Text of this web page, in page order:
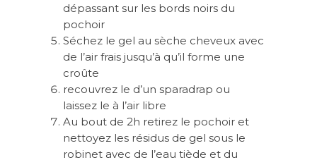
dépassant sur les bords noirs du
pochoir
Séchez le gel au sèche cheveux avec
de l’air frais jusqu’à qu’il forme une
croûte
recouvrez le d’un sparadrap ou
laissez le à l’air libre
Au bout de 2h retirez le pochoir et
nettoyez les résidus de gel sous le
robinet avec de l’eau tiède et du